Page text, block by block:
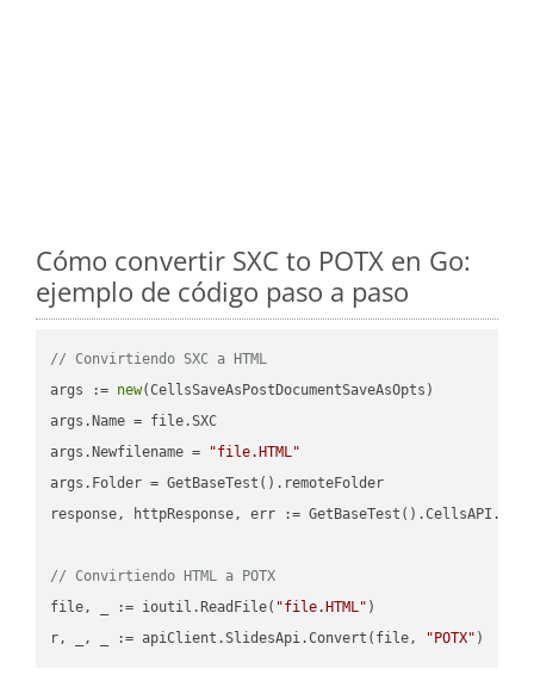
Cómo convertir SXC to POTX en Go:
ejemplo de código paso a paso
// Convirtiendo SXC a HTML
args := new(CellsSaveAsPostDocumentSaveAsOpts)
args.Name = file.SXC
args.Newfilename =
"file.HTML"
args.Folder = GetBaseTest().remoteFolder
response, httpResponse, err :=
// Convirtiendo HTML a POTX
file, _ := ioutil.ReadFile( "file.HTML" )
r, _, _ := apiClient.SlidesApi.Convert(file,
"POTX"